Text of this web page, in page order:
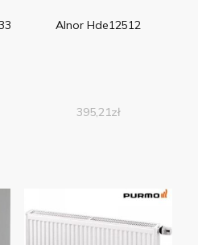
Alnor Hde12512
395,21zł